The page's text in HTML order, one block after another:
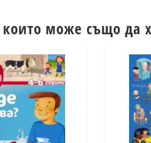
може също да